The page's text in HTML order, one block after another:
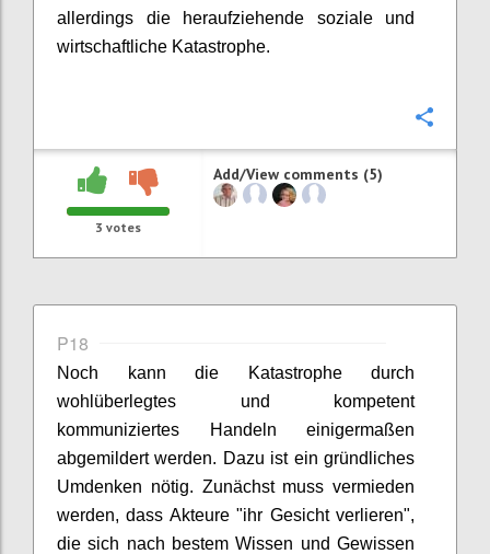
allerdings die heraufziehende soziale und
wirtschaftliche Katastrophe.
3 votes
Add/View comments (5)
P18
Noch kann die Katastrophe durch
wohlüberlegtes und kompetent
kommuniziertes Handeln einigermaßen
abgemildert werden. Dazu ist ein gründliches
Umdenken nötig. Zunächst muss vermieden
werden, dass Akteure "ihr Gesicht verlieren",
die sich nach bestem Wissen und Gewissen